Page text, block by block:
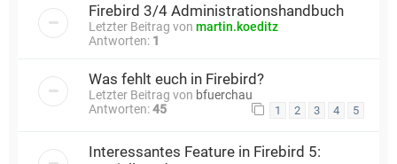
Firebird 3/4 Administrationshandbuch
Letzter Beitrag von martin.koeditz
Antworten: 1
Was fehlt euch in Firebird?
Letzter Beitrag von bfuerchau
Antworten:45 1 2 3 4 5
Interessantes Feature in Firebird 5: